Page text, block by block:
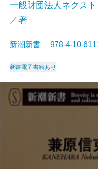
一般財団法人ネクス
／著
新潮新書 978-4-10-
新書電子書籍あり